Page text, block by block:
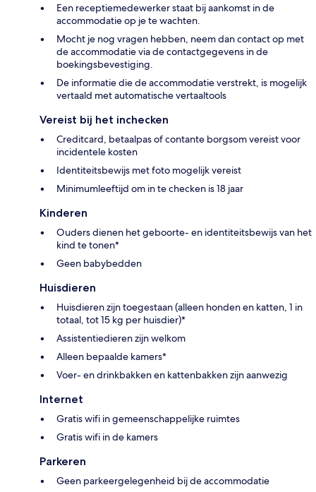
Een receptiemedewerker staat bij aankomst in de
accommodatie op je te wachten.
Mocht je nog vragen hebben, neem dan contact op met
de accommodatie via de contactgegevens in de
boekingsbevestiging.
De informatie die de accommodatie verstrekt, is mogelijk
vertaald met automatische vertaaltools
Vereist bij het inchecken
Creditcard, betaalpas of contante borgsom vereist voor
incidentele kosten
Identiteitsbewijs met foto mogelijk vereist
Minimumleeftijd om in te checken is 18 jaar
Kinderen
Ouders dienen het geboorte- en identiteitsbewijs van het
kind te tonen*
Geen babybedden
Huisdieren
Huisdieren zijn toegestaan (alleen honden en katten, 1 in
totaal, tot 15 kg per huisdier)*
Assistentiedieren zijn welkom
Alleen bepaalde kamers*
Voer- en drinkbakken en kattenbakken zijn aanwezig
Internet
Gratis wifi in gemeenschappelijke ruimtes
Gratis wifi in de kamers
Parkeren
Geen parkeergelegenheid bij de accommodatie